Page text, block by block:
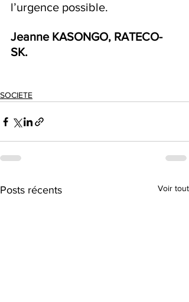
l’urgence possible.
Jeanne KASONGO, RATECO-
SK.
SOCIETE
Posts récents Voir tout